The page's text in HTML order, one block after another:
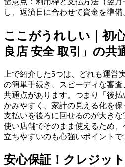
し、返済日に合わせて資金を準備
ここがうれしい｜初
良店 安全 取引」の共
上で紹介した5つは、どれも運営
の簡単手続き、スピーディな審査
共通点があります。つまり「後
かみやすく、家計の見える化を
支払いを後ろに回せるのが大き
使い店舗でそのまま使えるため
立ちやすいのも心強いポイントで
安心保証！クレジッ